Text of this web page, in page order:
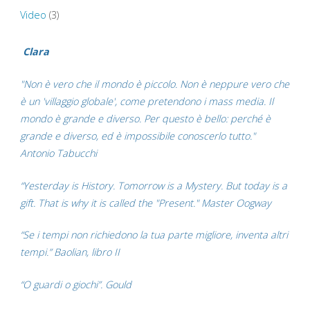
Video (3)
Clara
"Non è vero che il mondo è piccolo. Non è neppure vero che
è un 'villaggio globale', come pretendono i mass media. Il
mondo è grande e diverso. Per questo è bello: perché è
grande e diverso, ed è impossibile conoscerlo tutto."
Antonio Tabucchi
“Yesterday is History. Tomorrow is a Mystery. But today is a
gift. That is why it is called the "Present." Master Oogway
“Se i tempi non richiedono la tua parte migliore, inventa altri
tempi.” Baolian, libro II
“O guardi o giochi”. Gould